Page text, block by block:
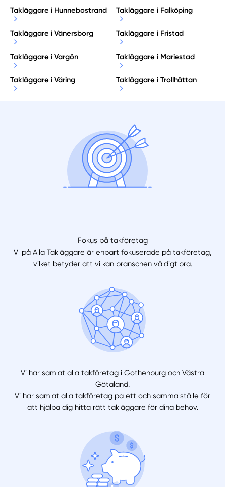
Takläggare i Hunnebostrand Takläggare i Falköping
Takläggare i Vänersborg Takläggare i Fristad
Takläggare i Vargön Takläggare i Mariestad
Takläggare i Väring Takläggare i Trollhättan
Fokus på takföretag
Vi på Alla Takläggare är enbart fokuserade på takföretag,
vilket betyder att vi kan branschen väldigt bra.
Vi har samlat alla takföretag i Gothenburg och Västra
Götaland.
Vi har samlat alla takföretag på ett och samma ställe för
att hjälpa dig hitta rätt takläggare för dina behov.